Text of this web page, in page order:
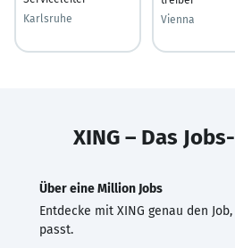
Karlsruhe
Vienna
XING – Das
Über eine Million Jobs
Entdecke mit XING genau den
passt.